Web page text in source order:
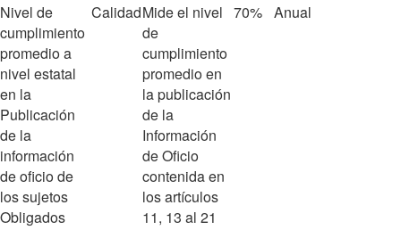
Nivel de
cumplimiento
promedio a
nivel estatal
en la
Publicación
de la
información
de oficio de
los sujetos
Obligados
CalidadMide el nivel
de
cumplimiento
promedio en
la publicación
de la
Información
de Oficio
contenida en
los artículos
11, 13 al 21
70% Anual